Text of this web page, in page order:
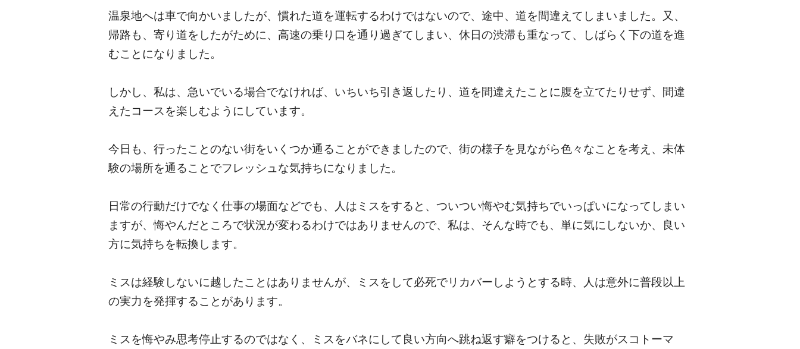
温泉地へは車で向かいましたが、慣れた道を運転するわけではないので、途中、道を間違えてしまいました。又、
帰路も、寄り道をしたがために、高速の乗り口を通り過ぎてしまい、休日の渋滞も重なって、しばらく下の道を進
むことになりました。
しかし、私は、急いでいる場合でなければ、いちいち引き返したり、道を間違えたことに腹を立てたりせず、間違
えたコースを楽しむようにしています。
今日も、行ったことのない街をいくつか通ることができましたので、街の様子を見ながら色々なことを考え、未体
験の場所を通ることでフレッシュな気持ちになりました。
日常の行動だけでなく仕事の場面などでも、人はミスをすると、ついつい悔やむ気持ちでいっぱいになってしまい
ますが、悔やんだところで状況が変わるわけではありませんので、私は、そんな時でも、単に気にしないか、良い
方に気持ちを転換します。
ミスは経験しないに越したことはありませんが、ミスをして必死でリカバーしようとする時、人は意外に普段以上
の実力を発揮することがあります。
ミスを悔やみ思考停止するのではなく、ミスをバネにして良い方向へ跳ね返す癖をつけると、失敗がスコトーマ